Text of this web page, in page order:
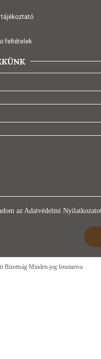
tájékoztató
feltételek
az Adatvédelmi
Bizottság Minden jog fenntartva